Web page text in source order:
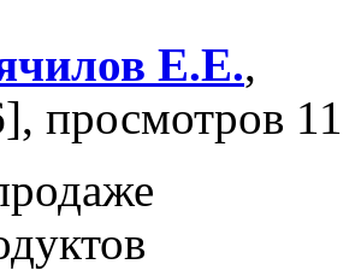
Е.Е.,
просмотров 11